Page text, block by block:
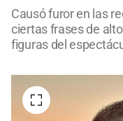
Causó furor en las
ciertas frases de
figuras del